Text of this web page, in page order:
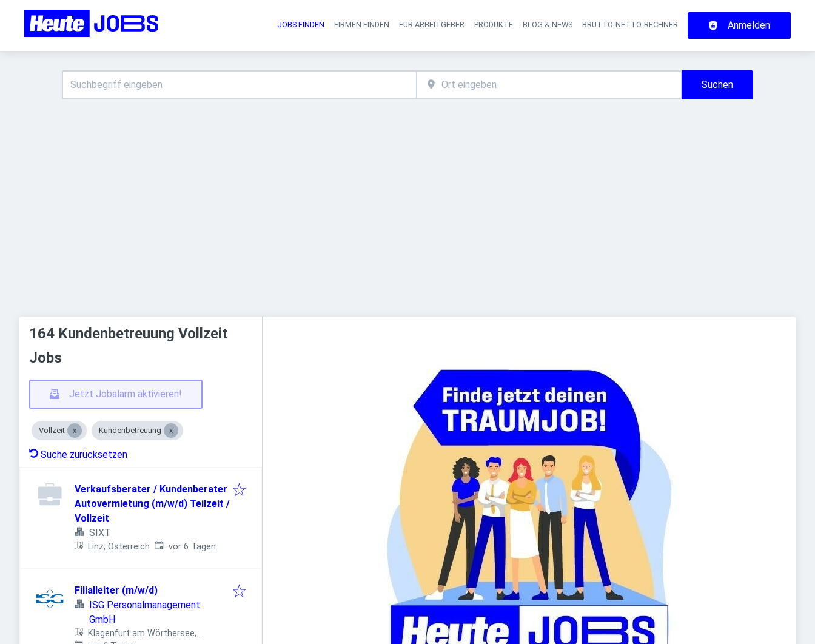
Haupt-Navigation
JOBS FINDEN FIRMEN FINDEN FÜR ARBEITGEBER PRODUKTE BLOG & NEWS BRUTTO-NETTO-RECHNER Anmelden
Suchen
164 Kundenbetreuung Vollzeit
Jobs
Jetzt Jobalarm aktivieren!
Vollzeit Kundenbetreuung
Suche zurücksetzen
Verkaufsberater / Kundenberater
Autovermietung (m/w/d) Teilzeit /
Vollzeit
SIXT
Linz, Österreich Veröffentlicht:
vor 6 Tagen
Filialleiter (m/w/d)
ISG Personalmanagement
GmbH
Klagenfurt am Wörthersee,